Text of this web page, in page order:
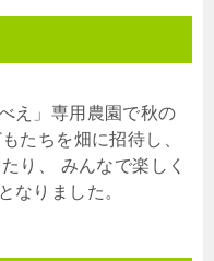
え」専用農園で秋の
たちを畑に招待し、
り、 みんなで楽しく
なりました。